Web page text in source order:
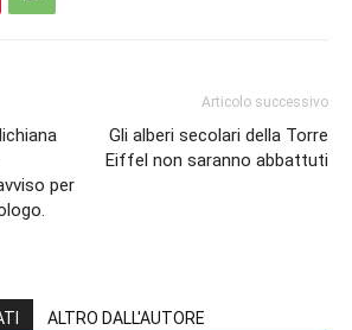
per
Articolo successivo
Gli alberi secolari della Torre
Eiffel non saranno abbattuti
ALTRO DALL'AUTORE